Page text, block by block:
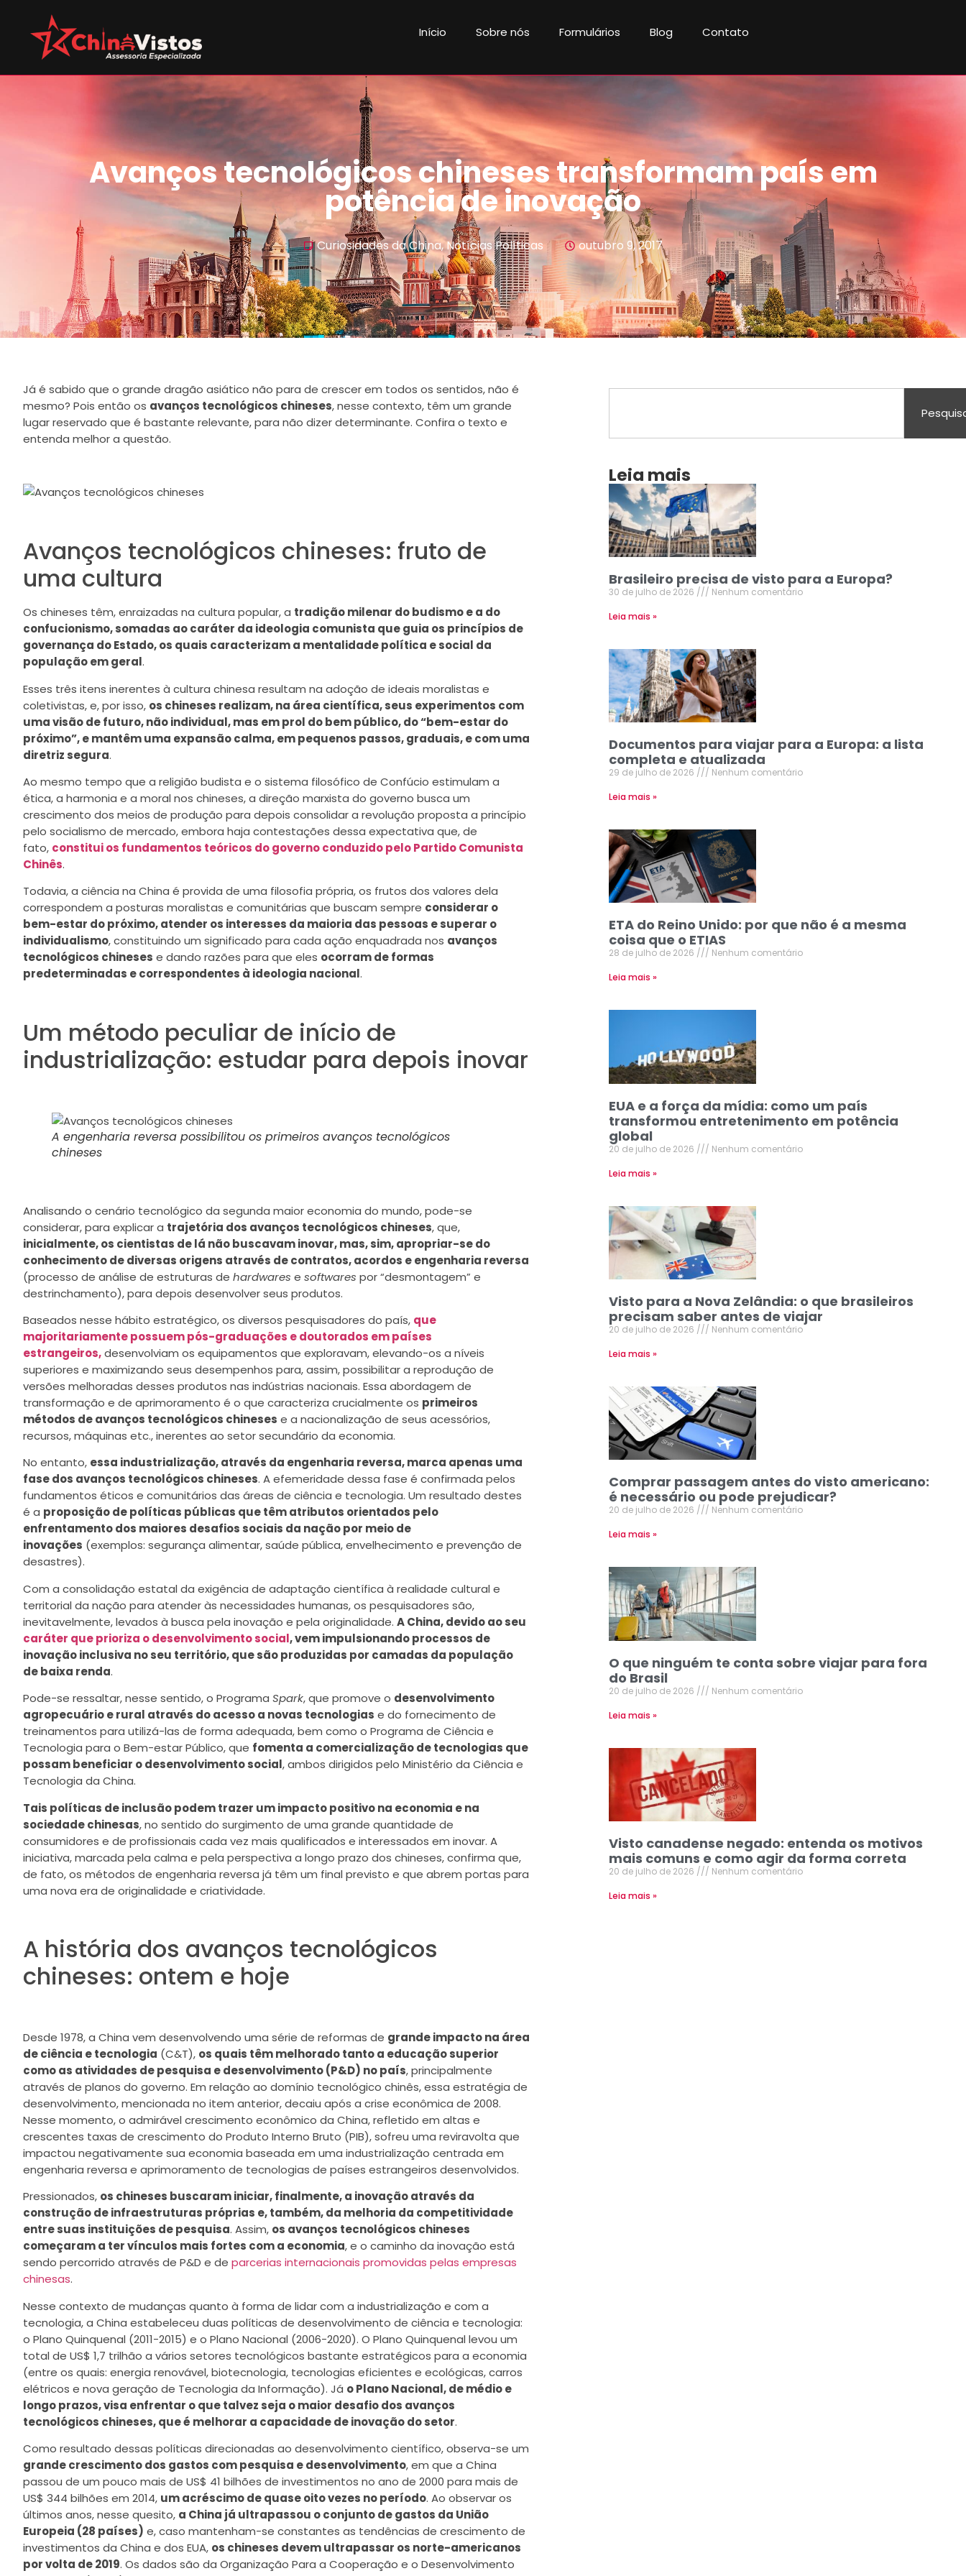
Início Sobre nós Formulários Blog Contato
Avanços tecnológicos chineses transformam país em
potência de inovação
Curiosidades da China,Notícias Políticas outubro 9, 2017
Leia mais
Brasileiro precisa de visto para a Europa?
30 de julho de 2026
Nenhum comentário
Leia mais »
Documentos para viajar para a Europa: a lista
completa e atualizada
29 de julho de 2026
Nenhum comentário
Leia mais »
ETA do Reino Unido: por que não é a mesma
coisa que o ETIAS
28 de julho de 2026
Nenhum comentário
Leia mais »
EUA e a força da mídia: como um país
transformou entretenimento em potência
global
20 de julho de 2026
Nenhum comentário
Leia mais »
Visto para a Nova Zelândia: o que brasileiros
precisam saber antes de viajar
20 de julho de 2026
Nenhum comentário
Leia mais »
Comprar passagem antes do visto americano:
é necessário ou pode prejudicar?
20 de julho de 2026
Nenhum comentário
Leia mais »
O que ninguém te conta sobre viajar para fora
do Brasil
20 de julho de 2026
Nenhum comentário
Leia mais »
Visto canadense negado: entenda os motivos
mais comuns e como agir da forma correta
20 de julho de 2026
Nenhum comentário
Leia mais »
Já é sabido que o grande dragão asiático não para de crescer em todos os sentidos, não é
mesmo? Pois então os avanços tecnológicos chineses, nesse contexto, têm um grande
lugar reservado que é bastante relevante, para não dizer determinante. Confira o texto e
entenda melhor a questão.
Avanços tecnológicos chineses: fruto de
uma cultura
Os chineses têm, enraizadas na cultura popular, a tradição milenar do budismo e a do
confucionismo, somadas ao caráter da ideologia comunista que guia os princípios de
governança do Estado, os quais caracterizam a mentalidade política e social da
população em geral.
Esses três itens inerentes à cultura chinesa resultam na adoção de ideais moralistas e
coletivistas, e, por isso, os chineses realizam, na área científica, seus experimentos com
uma visão de futuro, não individual, mas em prol do bem público, do “bem-estar do
próximo”, e mantêm uma expansão calma, em pequenos passos, graduais, e com uma
diretriz segura.
Ao mesmo tempo que a religião budista e o sistema filosófico de Confúcio estimulam a
ética, a harmonia e a moral nos chineses, a direção marxista do governo busca um
crescimento dos meios de produção para depois consolidar a revolução proposta a princípio
pelo socialismo de mercado, embora haja contestações dessa expectativa que, de
fato, constitui os fundamentos teóricos do governo conduzido pelo Partido Comunista
Chinês.
Todavia, a ciência na China é provida de uma filosofia própria, os frutos dos valores dela
correspondem a posturas moralistas e comunitárias que buscam sempre considerar o
bem-estar do próximo, atender os interesses da maioria das pessoas e superar o
individualismo, constituindo um significado para cada ação enquadrada nos avanços
tecnológicos chineses e dando razões para que eles ocorram de formas
predeterminadas e correspondentes à ideologia nacional.
Um método peculiar de início de
industrialização: estudar para depois inovar
A engenharia reversa possibilitou os primeiros avanços tecnológicos
chineses
Analisando o cenário tecnológico da segunda maior economia do mundo, pode-se
considerar, para explicar a trajetória dos avanços tecnológicos chineses, que,
inicialmente, os cientistas de lá não buscavam inovar, mas, sim, apropriar-se do
conhecimento de diversas origens através de contratos, acordos e engenharia reversa
(processo de análise de estruturas de hardwares e softwares por “desmontagem” e
destrinchamento), para depois desenvolver seus produtos.
Baseados nesse hábito estratégico, os diversos pesquisadores do país, que
majoritariamente possuem pós-graduações e doutorados em países
estrangeiros,desenvolviam os equipamentos que exploravam, elevando-os a níveis
superiores e maximizando seus desempenhos para, assim, possibilitar a reprodução de
versões melhoradas desses produtos nas indústrias nacionais. Essa abordagem de
transformação e de aprimoramento é o que caracteriza crucialmente os primeiros
métodos de avanços tecnológicos chineses e a nacionalização de seus acessórios,
recursos, máquinas etc., inerentes ao setor secundário da economia.
No entanto, essa industrialização, através da engenharia reversa, marca apenas uma
fase dos avanços tecnológicos chineses. A efemeridade dessa fase é confirmada pelos
fundamentos éticos e comunitários das áreas de ciência e tecnologia. Um resultado destes
é a proposição de políticas públicas que têm atributos orientados pelo
enfrentamento dos maiores desafios sociais da nação por meio de
inovações (exemplos: segurança alimentar, saúde pública, envelhecimento e prevenção de
desastres).
Com a consolidação estatal da exigência de adaptação científica à realidade cultural e
territorial da nação para atender às necessidades humanas, os pesquisadores são,
inevitavelmente, levados à busca pela inovação e pela originalidade. A China, devido ao seu
caráter que prioriza o desenvolvimento social, vem impulsionando processos de
inovação inclusiva no seu território, que são produzidas por camadas da população
de baixa renda.
Pode-se ressaltar, nesse sentido, o Programa Spark, que promove o desenvolvimento
agropecuário e rural através do acesso a novas tecnologias e do fornecimento de
treinamentos para utilizá-las de forma adequada, bem como o Programa de Ciência e
Tecnologia para o Bem-estar Público, que fomenta a comercialização de tecnologias que
possam beneficiar o desenvolvimento social, ambos dirigidos pelo Ministério da Ciência e
Tecnologia da China.
Tais políticas de inclusão podem trazer um impacto positivo na economia e na
sociedade chinesas, no sentido do surgimento de uma grande quantidade de
consumidores e de profissionais cada vez mais qualificados e interessados em inovar. A
iniciativa, marcada pela calma e pela perspectiva a longo prazo dos chineses, confirma que,
de fato, os métodos de engenharia reversa já têm um final previsto e que abrem portas para
uma nova era de originalidade e criatividade.
A história dos avanços tecnológicos
chineses: ontem e hoje
Desde 1978, a China vem desenvolvendo uma série de reformas de grande impacto na área
de ciência e tecnologia (C&T), os quais têm melhorado tanto a educação superior
como as atividades de pesquisa e desenvolvimento (P&D) no país, principalmente
através de planos do governo. Em relação ao domínio tecnológico chinês, essa estratégia de
desenvolvimento, mencionada no item anterior, decaiu após a crise econômica de 2008.
Nesse momento, o admirável crescimento econômico da China, refletido em altas e
crescentes taxas de crescimento do Produto Interno Bruto (PIB), sofreu uma reviravolta que
impactou negativamente sua economia baseada em uma industrialização centrada em
engenharia reversa e aprimoramento de tecnologias de países estrangeiros desenvolvidos.
Pressionados, os chineses buscaram iniciar, finalmente, a inovação através da
construção de infraestruturas próprias e, também, da melhoria da competitividade
entre suas instituições de pesquisa. Assim, os avanços tecnológicos chineses
começaram a ter vínculos mais fortes com a economia, e o caminho da inovação está
sendo percorrido através de P&D e de parcerias internacionais promovidas pelas empresas
chinesas.
Nesse contexto de mudanças quanto à forma de lidar com a industrialização e com a
tecnologia, a China estabeleceu duas políticas de desenvolvimento de ciência e tecnologia:
o Plano Quinquenal (2011-2015) e o Plano Nacional (2006-2020). O Plano Quinquenal levou um
total de US$ 1,7 trilhão a vários setores tecnológicos bastante estratégicos para a economia
(entre os quais: energia renovável, biotecnologia, tecnologias eficientes e ecológicas, carros
elétricos e nova geração de Tecnologia da Informação). Já o Plano Nacional, de médio e
longo prazos, visa enfrentar o que talvez seja o maior desafio dos avanços
tecnológicos chineses, que é melhorar a capacidade de inovação do setor.
Como resultado dessas políticas direcionadas ao desenvolvimento científico, observa-se um
grande crescimento dos gastos com pesquisa e desenvolvimento, em que a China
passou de um pouco mais de US$ 41 bilhões de investimentos no ano de 2000 para mais de
US$ 344 bilhões em 2014, um acréscimo de quase oito vezes no período. Ao observar os
últimos anos, nesse quesito, a China já ultrapassou o conjunto de gastos da União
Europeia (28 países) e, caso mantenham-se constantes as tendências de crescimento de
investimentos da China e dos EUA, os chineses devem ultrapassar os norte-americanos
por volta de 2019. Os dados são da Organização Para a Cooperação e o Desenvolvimento